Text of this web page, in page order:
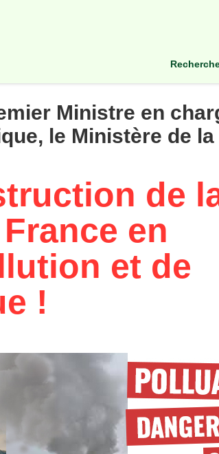
Ministre en
le Ministère de la
de
en
et de
!